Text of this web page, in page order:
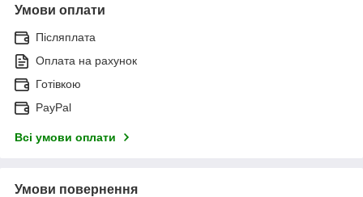
Умови оплати
Післяплата
Оплата на рахунок
Готівкою
PayPal
Всі умови оплати
Умови повернення